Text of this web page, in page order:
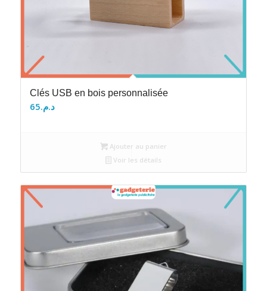
Clés USB en bois personnalisée
د.م.65
Ajouter au panier
Voir les détails